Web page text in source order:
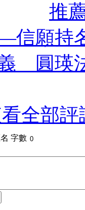
推
信願持
圓瑛
全部評
字數